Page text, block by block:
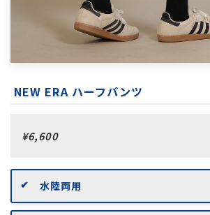
NEW ERA ハーフパンツ
¥6,600
水陸両用